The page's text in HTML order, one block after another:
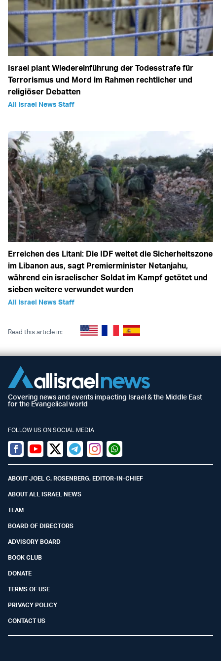
Israel plant Wiedereinführung der Todesstrafe für
Terrorismus und Mord im Rahmen rechtlicher und
religiöser Debatten
All Israel News Staff
Erreichen des Litani: Die IDF weitet die Sicherheitszone
im Libanon aus, sagt Premierminister Netanjahu,
während ein israelischer Soldat im Kampf getötet und
sieben weitere verwundet wurden
All Israel News Staff
Read this article in:
Covering news and events impacting Israel & the Middle East
for the Evangelical world
FOLLOW US ON SOCIAL MEDIA
Facebook
YoutubeTwitter (X)
TelegramInstagramWhatsapp
ABOUT JOEL C. ROSENBERG, EDITOR-IN-CHIEF
ABOUT ALL ISRAEL NEWS
TEAM
BOARD OF DIRECTORS
ADVISORY BOARD
BOOK CLUB
DONATE
TERMS OF USE
PRIVACY POLICY
CONTACT US